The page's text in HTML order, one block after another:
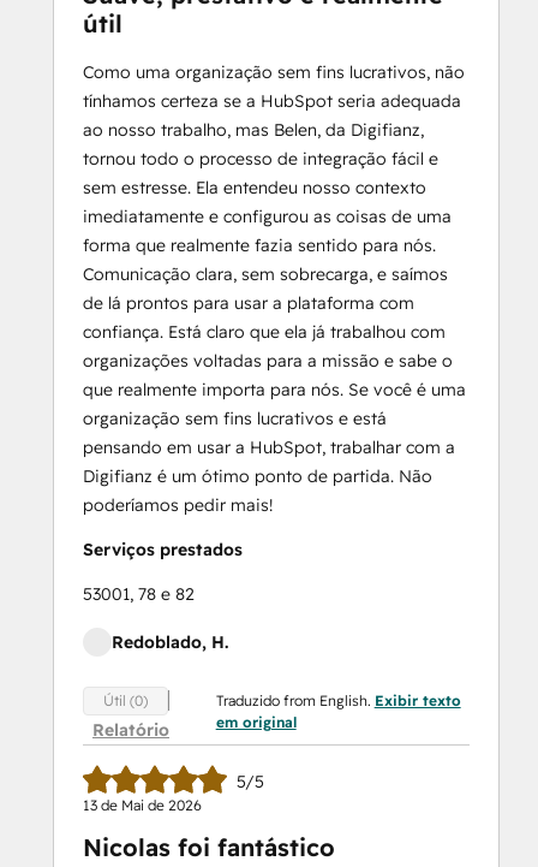
útil
Como uma organização sem fins lucrativos, não
tínhamos certeza se a HubSpot seria adequada
ao nosso trabalho, mas Belen, da Digifianz,
tornou todo o processo de integração fácil e
sem estresse. Ela entendeu nosso contexto
imediatamente e configurou as coisas de uma
forma que realmente fazia sentido para nós.
Comunicação clara, sem sobrecarga, e saímos
de lá prontos para usar a plataforma com
confiança. Está claro que ela já trabalhou com
organizações voltadas para a missão e sabe o
que realmente importa para nós. Se você é uma
organização sem fins lucrativos e está
pensando em usar a HubSpot, trabalhar com a
Digifianz é um ótimo ponto de partida. Não
poderíamos pedir mais!
Serviços prestados
53001, 78 e 82
Redoblado, H.
Útil (0)
Relatório
Traduzido from English. Exibir texto
em original
5/5
13 de Mai de 2026
Nicolas foi fantástico